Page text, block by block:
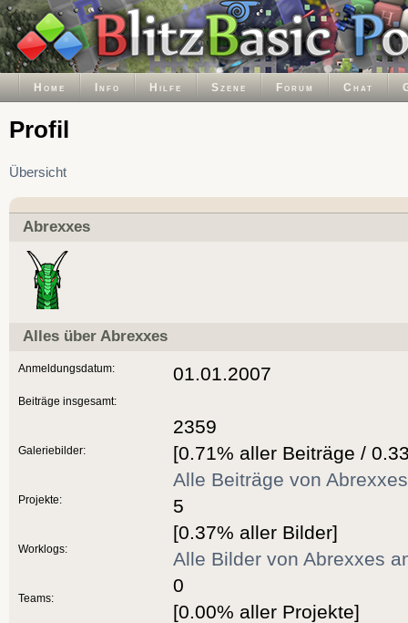
Home Info Hilfe Szene Forum Chat
Profil
Übersicht
Abrexxes
Alles über Abrexxes
Anmeldungsdatum:
Beiträge insgesamt:
Galeriebilder:
Projekte:
Worklogs:
Teams:
01.01.2007
2359
[0.71% aller Beiträge /
Alle Beiträge von
5
[0.37% aller Bilder]
Alle Bilder von Abrexxes
0
[0.00% aller Projekte]